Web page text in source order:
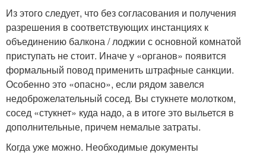
Из этого следует, что без согласования и получения
разрешения в соответствующих инстанциях к
объединению балкона / лоджии с основной комнатой
приступать не стоит. Иначе у «органов» появится
формальный повод применить штрафные санкции.
Особенно это «опасно», если рядом завелся
недоброжелательный сосед. Вы стукнете молотком,
сосед «стукнет» куда надо, а в итоге это выльется в
дополнительные, причем немалые затраты.
Когда уже можно. Необходимые документы